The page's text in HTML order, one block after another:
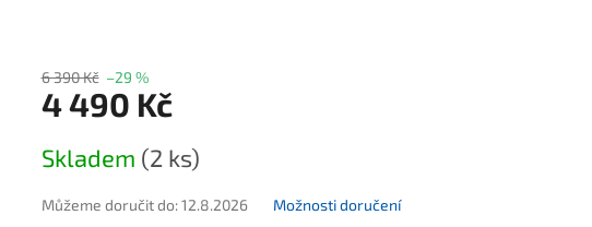
6 390 Kč –29 %
4 490 Kč
Skladem (2 ks)
Můžeme doručit do: 12.8.2026 Možnosti doručení